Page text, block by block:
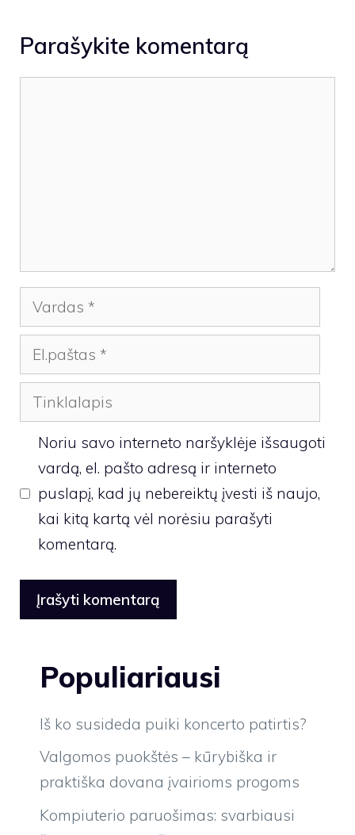
Parašykite komentarą
Vardas
El.paštas
Tinklalapis
Noriu savo interneto naršyklėje išsaugoti
vardą, el. pašto adresą ir interneto
puslapį, kad jų nebereiktų įvesti iš naujo,
kai kitą kartą vėl norėsiu parašyti
komentarą.
Populiariausi
Iš ko susideda puiki koncerto patirtis?
Valgomos puokštės – kūrybiška ir
praktiška dovana įvairioms progoms
Kompiuterio paruošimas: svarbiausi